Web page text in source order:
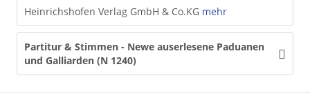
Heinrichshofen Verlag GmbH & Co.KG mehr
Partitur & Stimmen - Newe auserlesene Paduanen
und Galliarden (N 1240)